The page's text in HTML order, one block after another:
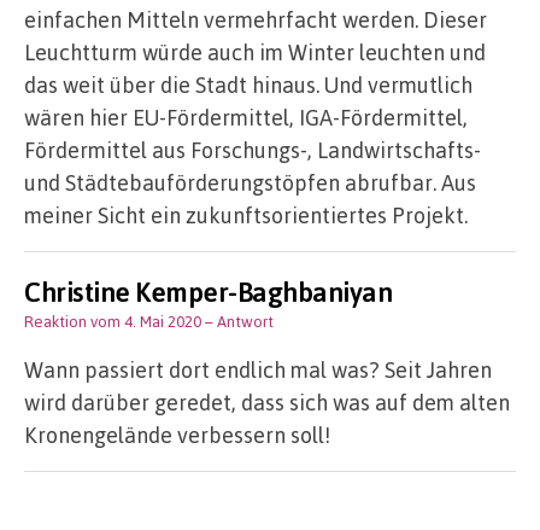
einfachen Mitteln vermehrfacht werden. Dieser
Leuchtturm würde auch im Winter leuchten und
das weit über die Stadt hinaus. Und vermutlich
wären hier EU-Fördermittel, IGA-Fördermittel,
Fördermittel aus Forschungs-, Landwirtschafts-
und Städtebauförderungstöpfen abrufbar. Aus
meiner Sicht ein zukunftsorientiertes Projekt.
Christine Kemper-Baghbaniyan
Reaktion vom 4. Mai 2020– Antwort
Wann passiert dort endlich mal was? Seit Jahren
wird darüber geredet, dass sich was auf dem alten
Kronengelände verbessern soll!